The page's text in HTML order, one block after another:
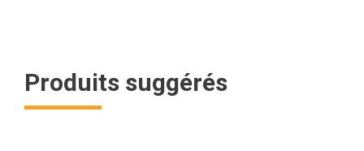
Produits suggérés